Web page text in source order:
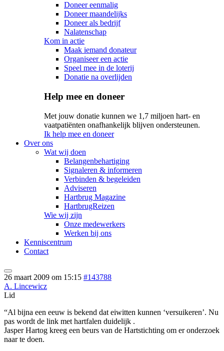
Doneer eenmalig
Doneer maandelijks
Doneer als bedrijf
Nalatenschap
Kom in actie
Maak iemand donateur
Organiseer een actie
Speel mee in de loterij
Donatie na overlijden
Help mee en doneer
Met jouw donatie kunnen we 1,7 miljoen hart- en
vaatpatiënten onafhankelijk blijven ondersteunen.
Ik help mee en doneer
Over ons
Wat wij doen
Belangenbehartiging
Signaleren & informeren
Verbinden & begeleiden
Adviseren
Hartbrug Magazine
HartbrugReizen
Wie wij zijn
Onze medewerkers
Werken bij ons
Kenniscentrum
Contact
26 maart 2009 om 15:15 #143788
A. Lincewicz
Lid
“Al bijna een eeuw is bekend dat eiwitten kunnen ‘versuikeren’. Nu
pas wordt de link met hartfalen duidelijk .
Jasper Hartog kreeg een beurs van de Hartstichting om er onderzoek
naar te doen.